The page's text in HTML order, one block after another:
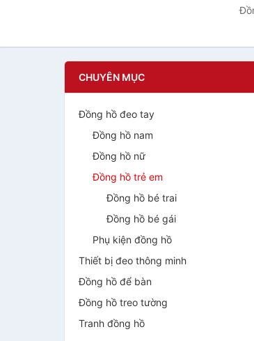
CHUYÊN MỤC
Đồng hồ đeo tay
Đồng hồ nam
Đồng hồ nữ
Đồng hồ trẻ em
Đồng hồ bé trai
Đồng hồ bé gái
Phụ kiện đồng hồ
Thiết bị đeo thông minh
Đồng hồ để bàn
Đồng hồ treo tường
Tranh đồng hồ